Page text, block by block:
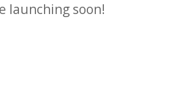
launching soon!